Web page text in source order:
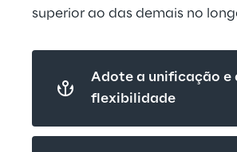
superior ao das demais no
Adote a unificação e
flexibilidade